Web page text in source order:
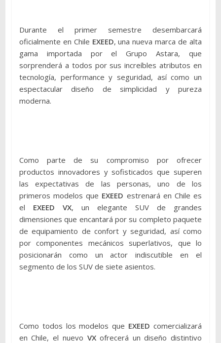
Durante el primer semestre desembarcará
oficialmente en Chile EXEED, una nueva marca de alta
gama importada por el Grupo Astara, que
sorprenderá a todos por sus increíbles atributos en
tecnología, performance y seguridad, así como un
espectacular diseño de simplicidad y pureza
moderna.
Como parte de su compromiso por ofrecer
productos innovadores y sofisticados que superen
las expectativas de las personas, uno de los
primeros modelos que EXEED estrenará en Chile es
el EXEED VX, un elegante SUV de grandes
dimensiones que encantará por su completo paquete
de equipamiento de confort y seguridad, así como
por componentes mecánicos superlativos, que lo
posicionarán como un actor indiscutible en el
segmento de los SUV de siete asientos.
Como todos los modelos que EXEED comercializará
en Chile, el nuevo VXofrecerá un diseño distintivo